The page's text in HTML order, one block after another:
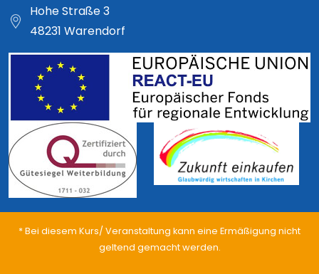
Hohe Straße 3
48231 Warendorf
* Bei diesem Kurs/ Veranstaltung kann eine Ermäßigung nicht
geltend gemacht werden.